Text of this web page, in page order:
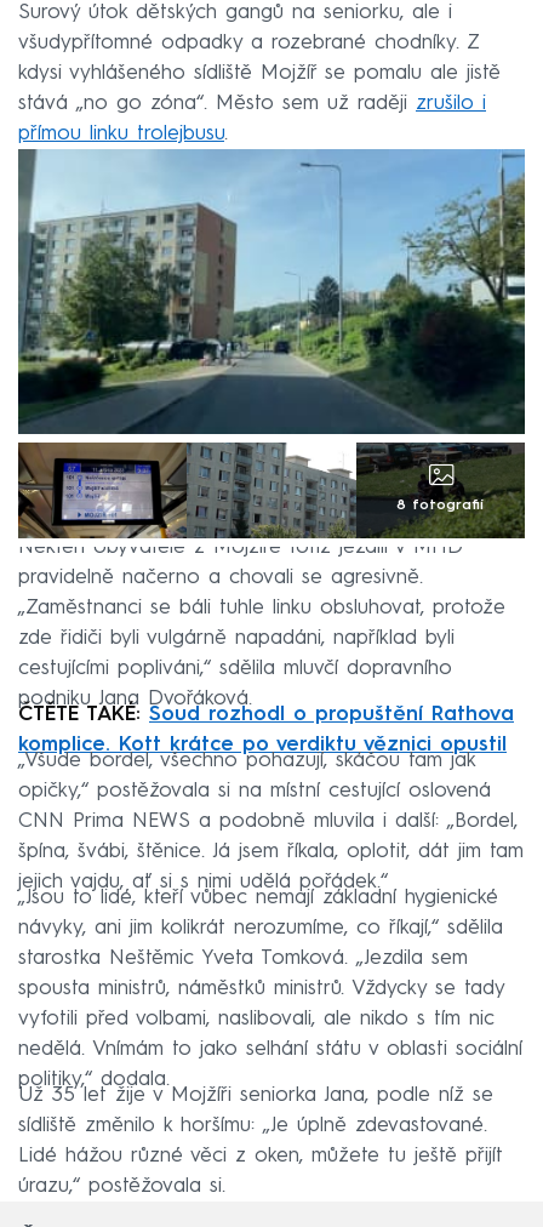
Surový útok dětských gangů na seniorku, ale i
všudypřítomné odpadky a rozebrané chodníky. Z
kdysi vyhlášeného sídliště Mojžíř se pomalu ale jistě
stává „no go zóna“. Město sem už raději zrušilo i
přímou linku trolejbusu.
8 fotografií
Někteří obyvatelé z Mojžíře totiž jezdili v MHD
pravidelně načerno a chovali se agresivně.
„Zaměstnanci se báli tuhle linku obsluhovat, protože
zde řidiči byli vulgárně napadáni, například byli
cestujícími popliváni,“ sdělila mluvčí dopravního
podniku Jana Dvořáková.
ČTĚTE TAKÉ: Soud rozhodl o propuštění Rathova
komplice. Kott krátce po verdiktu věznici opustil
„Všude bordel, všechno pohazují, skáčou tam jak
opičky,“ postěžovala si na místní cestující oslovená
CNN Prima NEWS a podobně mluvila i další: „Bordel,
špína, švábi, štěnice. Já jsem říkala, oplotit, dát jim tam
jejich vajdu, ať si s nimi udělá pořádek.“
„Jsou to lidé, kteří vůbec nemají základní hygienické
návyky, ani jim kolikrát nerozumíme, co říkají,“ sdělila
starostka Neštěmic Yveta Tomková. „Jezdila sem
spousta ministrů, náměstků ministrů. Vždycky se tady
vyfotili před volbami, naslibovali, ale nikdo s tím nic
nedělá. Vnímám to jako selhání státu v oblasti sociální
politiky,“ dodala.
Už 35 let žije v Mojžíři seniorka Jana, podle níž se
sídliště změnilo k horšímu: „Je úplně zdevastované.
Lidé hážou různé věci z oken, můžete tu ještě přijít
úrazu,“ postěžovala si.